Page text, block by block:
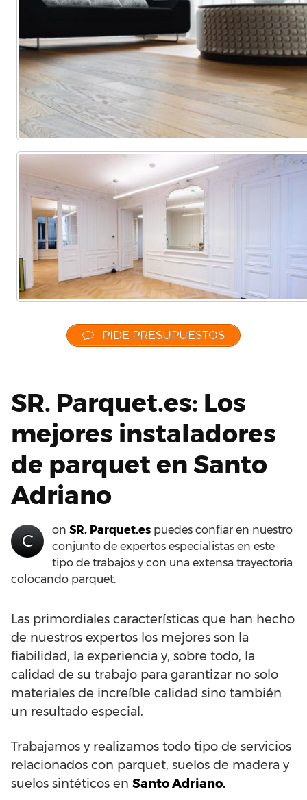
PIDE PRESUPUESTOS
SR. Parquet.es: Los
mejores instaladores
de parquet en Santo
Adriano
C
on SR. Parquet.es puedes confiar en nuestro
conjunto de expertos especialistas en este
tipo de trabajos y con una extensa trayectoria
colocando parquet.
Las primordiales características que han hecho
de nuestros expertos los mejores son la
fiabilidad, la experiencia y, sobre todo, la
calidad de su trabajo para garantizar no solo
materiales de increíble calidad sino también
un resultado especial.
Trabajamos y realizamos todo tipo de servicios
relacionados con parquet, suelos de madera y
suelos sintéticos en Santo Adriano.